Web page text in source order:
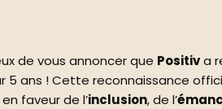
de vous annoncer que Positiva
5 ans ! Cette reconnaissance
en faveur de l’inclusion, de l’